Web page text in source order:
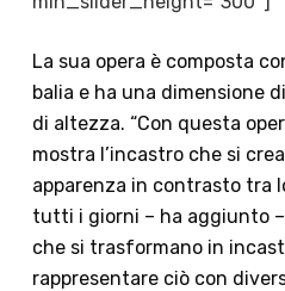
La sua opera è composta
balia e ha una dimensione
di altezza. “Con questa
mostra l’incastro che si
apparenza in contrasto tra
tutti i giorni – ha aggiunto
che si trasformano in
rappresentare ciò con